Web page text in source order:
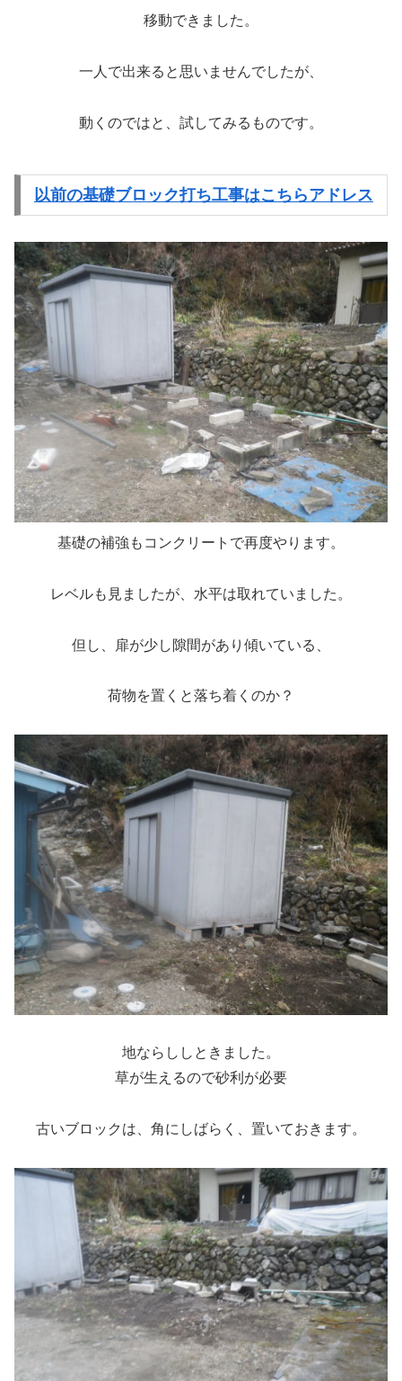
移動できました。
一人で出来ると思いませんでしたが、
動くのではと、試してみるものです。
以前の基礎ブロック打ち工事はこちらアドレス
基礎の補強もコンクリートで再度やります。
レベルも見ましたが、水平は取れていました。
但し、扉が少し隙間があり傾いている、
荷物を置くと落ち着くのか？
地ならししときました。
草が生えるので砂利が必要
古いブロックは、角にしばらく、置いておきます。